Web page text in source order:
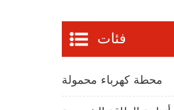
فئات
محطة كهرباء محمولة